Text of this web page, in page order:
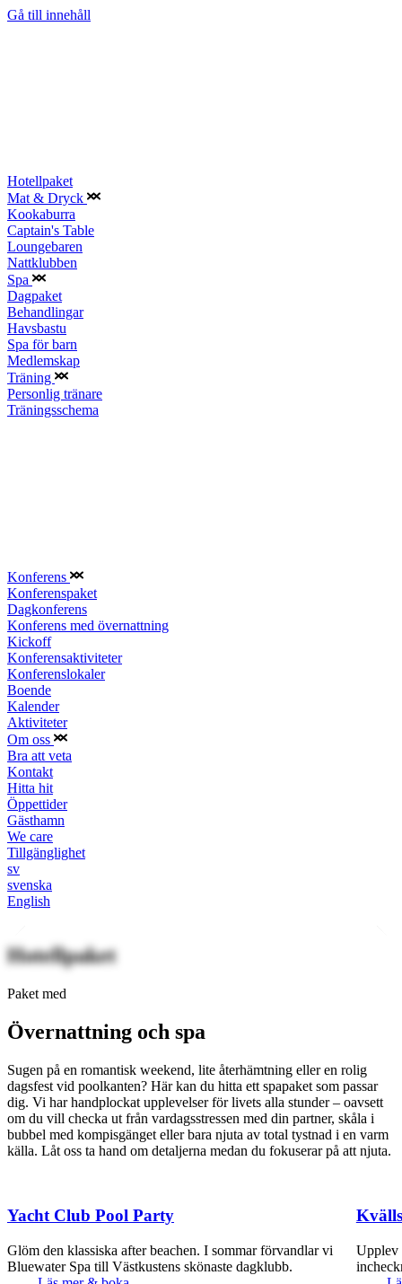
Gå till innehåll
Hotellpaket
Mat & Dryck
Kookaburra
Captain's Table
Loungebaren
Nattklubben
Spa
Dagpaket
Behandlingar
Havsbastu
Spa för barn
Medlemskap
Träning
Personlig tränare
Träningsschema
Konferens
Konferenspaket
Dagkonferens
Konferens med övernattning
Kickoff
Konferensaktiviteter
Konferenslokaler
Boende
Kalender
Aktiviteter
Om oss
Bra att veta
Kontakt
Hitta hit
Öppettider
Gästhamn
We care
Tillgänglighet
sv
svenska
English
Hotellpaket
Paket med
Övernattning och spa
Sugen på en romantisk weekend, lite återhämtning eller en rolig
dagsfest vid poolkanten? Här kan du hitta ett spapaket som passar
dig. Vi har handplockat upplevelser för livets alla stunder – oavsett
om du vill checka ut från vardagsstressen med din partner, skåla i
bubbel med kompisgänget eller bara njuta av total tystnad i en varm
källa. Låt oss ta hand om detaljerna medan du fokuserar på att njuta.
Yacht Club Pool Party
Glöm den klassiska after beachen. I sommar förvandlar vi
Bluewater Spa till Västkustens skönaste dagklubb.
Upplev